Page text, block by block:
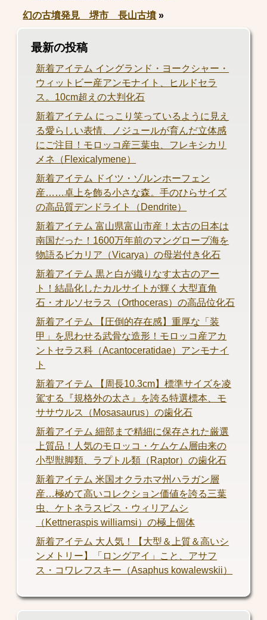
幻の古墳発見 堺市 長山古墳»
最新の投稿
新着アイテム イングランド・ヨークシャー・
ウィットビー産アンモナイト、ヒルドセラ
ス。10cm超えの大判化石
新着アイテム にっこり笑っているように見え
る愛らしい表情、ノジュールが育んだ立体感
にご注目！モロッコ産三葉虫、フレキシカリ
メネ（Flexicalymene）
新着アイテム ドイツ・ゾルンホーフェン
産……卓上を飾る小さな森。手のひらサイズ
の高品質デンドライト（Dendrite）
新着アイテム 富山県富山市産！太古の日本は
南国だった！1600万年前のマングローブ海を
物語るビカリア（Vicarya）の母岩付き化石
新着アイテム 黒と白が織りなす太古のアー
ト！結晶化したカルサイトが輝く大型直角
石・オルソセラス（Orthoceras）の高品位化石
新着アイテム 【圧倒的存在感】重厚な「装
甲」を思わせる武骨な造形！モロッコ産アカ
ントセラス科（Acantoceratidae）アンモナイ
ト
新着アイテム 【周長10.3cm】標準サイズを凌
駕する『規格外の太さ』を誇る特選標本、モ
ササウルス（Mosasaurus）の歯化石
新着アイテム 細部まで精細に保存された厳選
上質品！人気のモロッコ・ケムケム層由来の
小型獣脚類、ラプトル類（Raptor）の歯化石
新着アイテム 米国オクラホマ州ハラガン層
産…極めて高いコレクション価値を誇る三葉
虫、ケトネラスピス・ウィリアムシ
（Kettneraspis williamsi）の極上個体
新着アイテム 大人気！【大型＆上質＆高いシ
ンメトリー】「ロングアイ」こと、アサフ
ス・コワレフスキー（Asaphus kowalewskii）